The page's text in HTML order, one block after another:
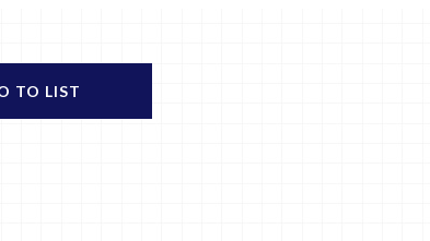
TO LIST